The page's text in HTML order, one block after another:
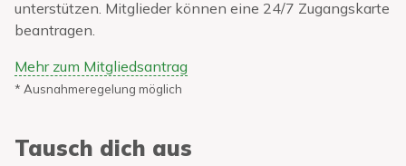
unterstützen. Mitglieder können eine 24/7 Zugangskarte
beantragen.
Mehr zum Mitgliedsantrag
* Ausnahmeregelung möglich
Tausch dich aus